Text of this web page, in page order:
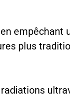
empêchant
plus
radiations